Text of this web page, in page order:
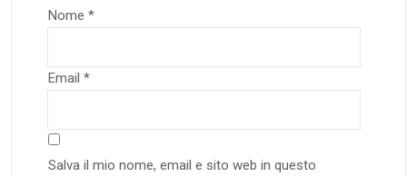
Nome *
Email *
Salva il mio nome, email e sito web in questo